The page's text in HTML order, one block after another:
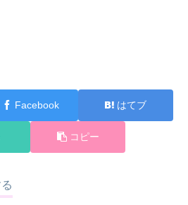
Facebook はてブ
コピー